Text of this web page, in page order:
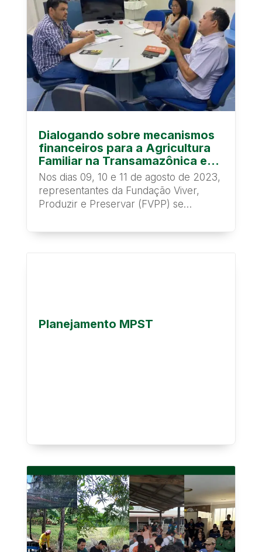
Dialogando sobre mecanismos
financeiros para a Agricultura
Familiar na Transamazônica e
Xingu
Nos dias 09, 10 e 11 de agosto de 2023,
representantes da Fundação Viver,
Produzir e Preservar (FVPP) se
Planejamento MPST